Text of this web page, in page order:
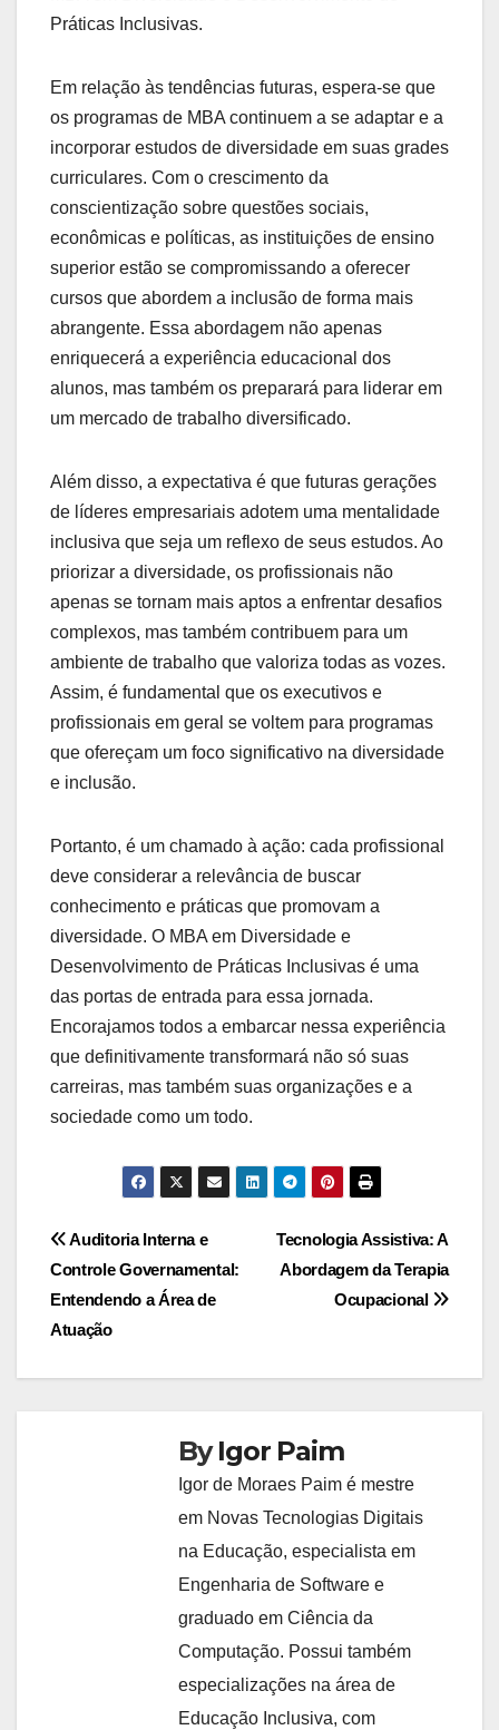
Práticas Inclusivas.
Em relação às tendências futuras, espera-se que
os programas de MBA continuem a se adaptar e a
incorporar estudos de diversidade em suas grades
curriculares. Com o crescimento da
conscientização sobre questões sociais,
econômicas e políticas, as instituições de ensino
superior estão se compromissando a oferecer
cursos que abordem a inclusão de forma mais
abrangente. Essa abordagem não apenas
enriquecerá a experiência educacional dos
alunos, mas também os preparará para liderar em
um mercado de trabalho diversificado.
Além disso, a expectativa é que futuras gerações
de líderes empresariais adotem uma mentalidade
inclusiva que seja um reflexo de seus estudos. Ao
priorizar a diversidade, os profissionais não
apenas se tornam mais aptos a enfrentar desafios
complexos, mas também contribuem para um
ambiente de trabalho que valoriza todas as vozes.
Assim, é fundamental que os executivos e
profissionais em geral se voltem para programas
que ofereçam um foco significativo na diversidade
e inclusão.
Portanto, é um chamado à ação: cada profissional
deve considerar a relevância de buscar
conhecimento e práticas que promovam a
diversidade. O MBA em Diversidade e
Desenvolvimento de Práticas Inclusivas é uma
das portas de entrada para essa jornada.
Encorajamos todos a embarcar nessa experiência
que definitivamente transformará não só suas
carreiras, mas também suas organizações e a
sociedade como um todo.
Navegação
de
Post
Tecnologia Assistiva: A
Abordagem da Terapia
Ocupacional
Auditoria Interna e
Controle Governamental:
Entendendo a Área de
Atuação
ByIgor Paim
Igor de Moraes Paim é mestre
em Novas Tecnologias Digitais
na Educação, especialista em
Engenharia de Software e
graduado em Ciência da
Computação. Possui também
especializações na área de
Educação Inclusiva, com